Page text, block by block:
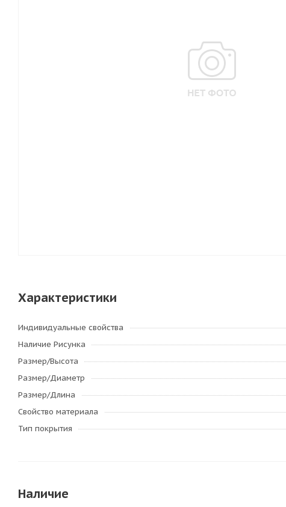
Характеристики
Индивидуальные свойства
Наличие Рисунка
Размер/Высота
Размер/Диаметр
Размер/Длина
Свойство материала
Тип покрытия
Наличие